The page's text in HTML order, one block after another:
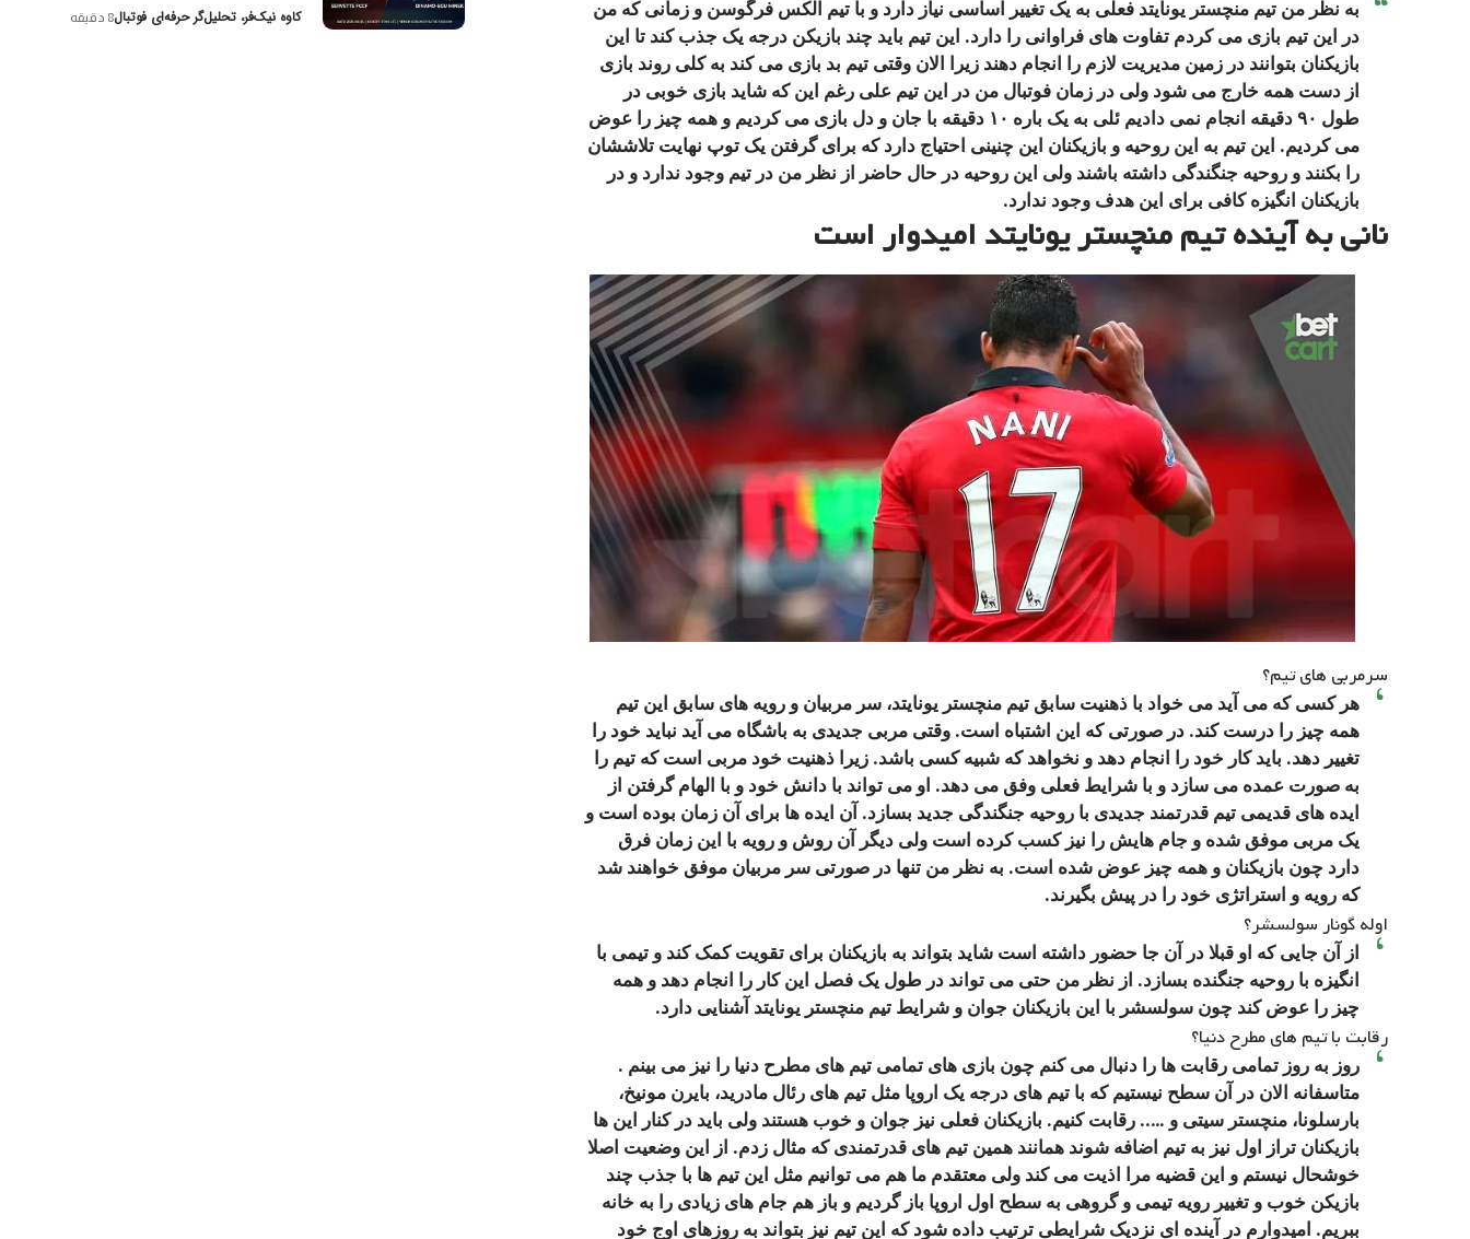
به نظر من تیم منچستر یونایتد فعلی به یک تغییر اساسی نیاز دارد و با تیم الکس فرگوسن و زمانی که من
در این تیم بازی می کردم تفاوت های فراوانی را دارد. این تیم باید چند بازیکن درجه یک جذب کند تا این
بازیکنان بتوانند در زمین مدیریت لازم را انجام دهند زیرا الان وقتی تیم بد بازی می کند به کلی روند بازی
از دست همه خارج می شود ولی در زمان فوتبال من در این تیم علی رغم این که شاید بازی خوبی در
طول ۹۰ دقیقه انجام نمی دادیم ئلی به یک باره ۱۰ دقیقه با جان و دل بازی می کردیم و همه چیز را عوض
می کردیم. این تیم به این روحیه و بازیکنان این چنینی احتیاج دارد که برای گرفتن یک توپ نهایت تلاششان
را بکنند و روحیه جنگندگی داشته باشند ولی این روحیه در حال حاضر از نظر من در تیم وجود ندارد و در
بازیکنان انگیزه کافی برای این هدف وجود ندارد.
نانی به آینده تیم منچستر یونایتد امیدوار است
سرمربی های تیم؟
هر کسی که می آید می خواد با ذهنیت سابق تیم منچستر یونایتد، سر مربیان و رویه های سابق این تیم
همه چیز را درست کند. در صورتی که این اشتباه است. وقتی مربی جدیدی به باشگاه می آید نباید خود را
تغییر دهد. باید کار خود را انجام دهد و نخواهد که شبیه کسی باشد. زیرا ذهنیت خود مربی است که تیم را
به صورت عمده می سازد و با شرایط فعلی وفق می دهد. او می تواند با دانش خود و با الهام گرفتن از
ایده های قدیمی تیم قدرتمند جدیدی با روحیه جنگندگی جدید بسازد. آن ایده ها برای آن زمان بوده است و
یک مربی موفق شده و جام هایش را نیز کسب کرده است ولی دیگر آن روش و رویه با این زمان فرق
دارد چون بازیکنان و همه چیز عوض شده است. به نظر من تنها در صورتی سر مربیان موفق خواهند شد
که رویه و استراتژی خود را در پیش بگیرند.
اوله گونار سولسشر؟
از آن جایی که او قبلا در آن جا حضور داشته است شاید بتواند به بازیکنان برای تقویت کمک کند و تیمی با
انگیزه با روحیه جنگنده بسازد. از نظر من حتی می تواند در طول یک فصل این کار را انجام دهد و همه
چیز را عوض کند چون سولسشر با این بازیکنان جوان و شرایط تیم منچستر یونایتد آشنایی دارد.
رقابت با تیم های مطرح دنیا؟
روز به روز تمامی رقابت ها را دنبال می کنم چون بازی های تمامی تیم های مطرح دنیا را نیز می بینم .
متاسفانه الان در آن سطح نیستیم که با تیم های درجه یک اروپا مثل تیم های رئال مادرید، بایرن مونیخ،
بارسلونا، منچستر سیتی و ….. رقابت کنیم. بازیکنان فعلی نیز جوان و خوب هستند ولی باید در کنار این ها
بازیکنان تراز اول نیز به تیم اضافه شوند همانند همین تیم های قدرتمندی که مثال زدم. از این وضعیت اصلا
خوشحال نیستم و این قضیه مرا اذیت می کند ولی معتقدم ما هم می توانیم مثل این تیم ها با جذب چند
بازیکن خوب و تغییر رویه تیمی و گروهی به سطح اول اروپا باز گردیم و باز هم جام های زیادی را به خانه
ببریم. امیدوارم در آینده ای نزدیک شرایطی ترتیب داده شود که این تیم نیز بتواند به روزهای اوج خود
کاوه نیک‌فر، تحلیل‌گر حرفه‌ای فوتبال8 دقیقه